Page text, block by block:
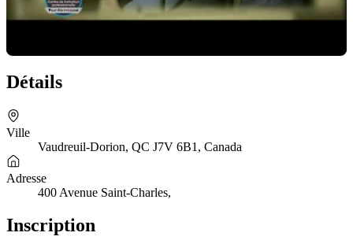
Détails
Ville
Vaudreuil-Dorion, QC J7V 6B1, Canada
Adresse
400 Avenue Saint-Charles,
Inscription